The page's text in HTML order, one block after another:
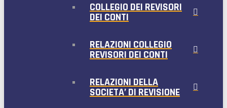
COLLEGIO DEI REVISORI
DEI CONTI
RELAZIONI COLLEGIO
REVISORI DEI CONTI
RELAZIONI DELLA
SOCIETA’ DI REVISIONE